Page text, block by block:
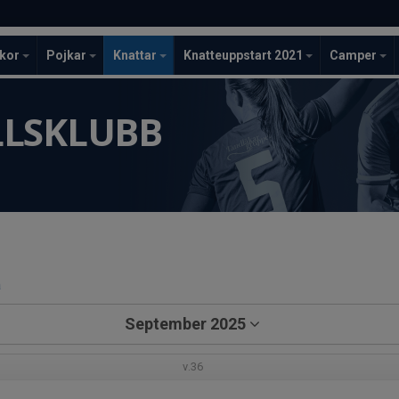
Pojkar Knattar Knatteuppstart 2021 Camper
September 2025
v.36